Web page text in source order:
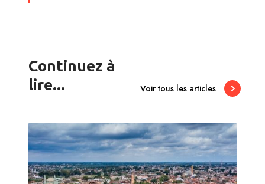
Continuez à
lire...
Voir tous les articles